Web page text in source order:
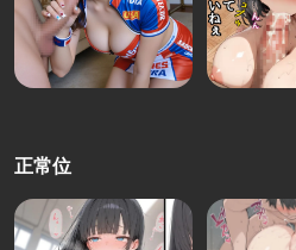
正常位